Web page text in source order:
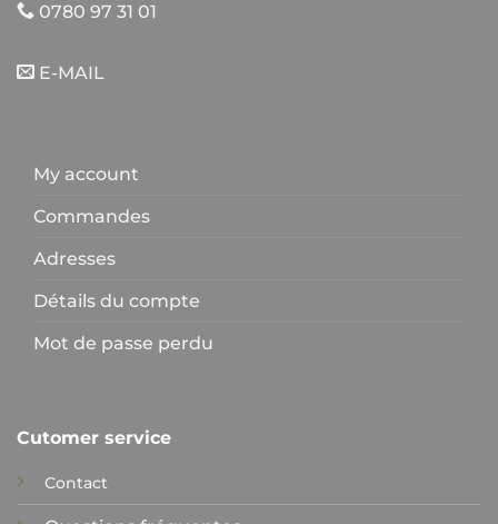
0780 97 31 01
E-MAIL
My account
Commandes
Adresses
Détails du compte
Mot de passe perdu
Cutomer service
Contact